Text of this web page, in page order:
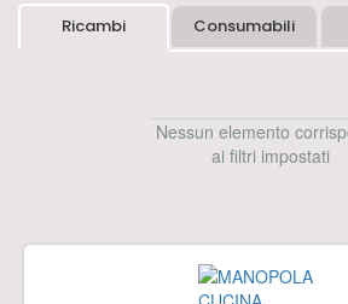
Ricambi Consumabili
Nessun elemento
ai filtri impostati